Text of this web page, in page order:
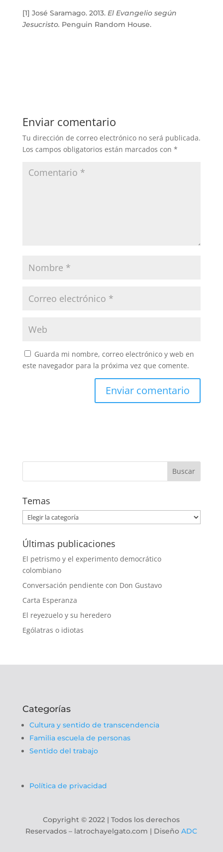
[1] José Saramago. 2013. El Evangelio según
Jesucristo. Penguin Random House.
Enviar comentario
Tu dirección de correo electrónico no será publicada.
Los campos obligatorios están marcados con *
Guarda mi nombre, correo electrónico y web en
este navegador para la próxima vez que comente.
Temas
Temas
Últimas publicaciones
El petrismo y el experimento democrático
colombiano
Conversación pendiente con Don Gustavo
Carta Esperanza
El reyezuelo y su heredero
Ególatras o idiotas
Categorías
Cultura y sentido de transcendencia
Familia escuela de personas
Sentido del trabajo
Política de privacidad
Copyright©2022 | Todos los derechos
Reservados – latrochayelgato.com | DiseñoADC